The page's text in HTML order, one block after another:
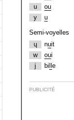
u
ou
y
u
Semi-voyelles
ɥ
nuit
w
oui
j
bi e
PUBLICITÉ